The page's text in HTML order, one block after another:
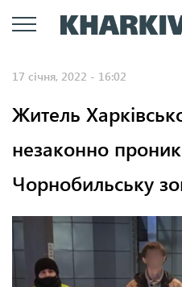
17 січня, 2022 - 16:02
Житель
незаконно
Чорнобильську